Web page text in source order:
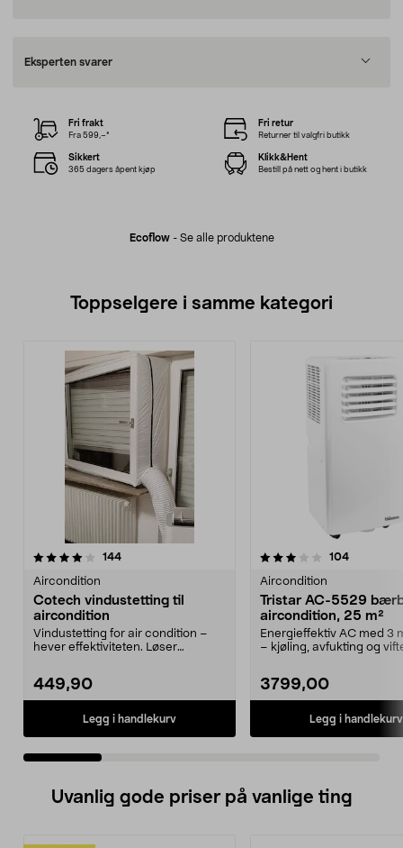
Eksperten svarer
Ecoflow- Se alle produktene
Fri frakt
Fra 599,–*
Fri retur
Returner til valgfri butikk
Sikkert
365 dagers åpent kjøp
Klikk&Hent
Bestill på nett og hent i butikk
Toppselgere i samme kategori
144anmeldelser
Aircondition
Cotech vindustetting til
aircondition
Vindustetting for air condition –
hever effektiviteten. Løser
449,90
Legg i handlekurv
3.5 av 5 stjerner 104
Aircondition
Tristar AC-5529
aircondition, 25 m²
Energieffektiv AC med 3
– kjøling, avfukting og
3799,00
Legg i handlekurv
4.0 av 5 stjerner
Uvanlig gode priser på vanlige ting